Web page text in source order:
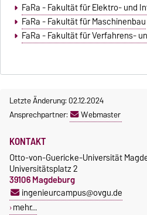
FaRa - Fakultät für Elektro- und
FaRa - Fakultät für Maschinenbau
FaRa - Fakultät für Verfahrens-
Letzte Änderung: 02.12.2024
Ansprechpartner:
Webmaster
KONTAKT
Otto-von-Guericke-Universität
Universitätsplatz 2
39106 Magdeburg
ingenieurcampus@ovgu.de
mehr…